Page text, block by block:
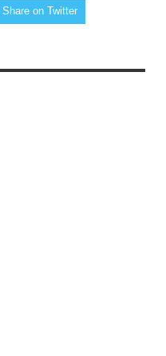
Share on Twitter